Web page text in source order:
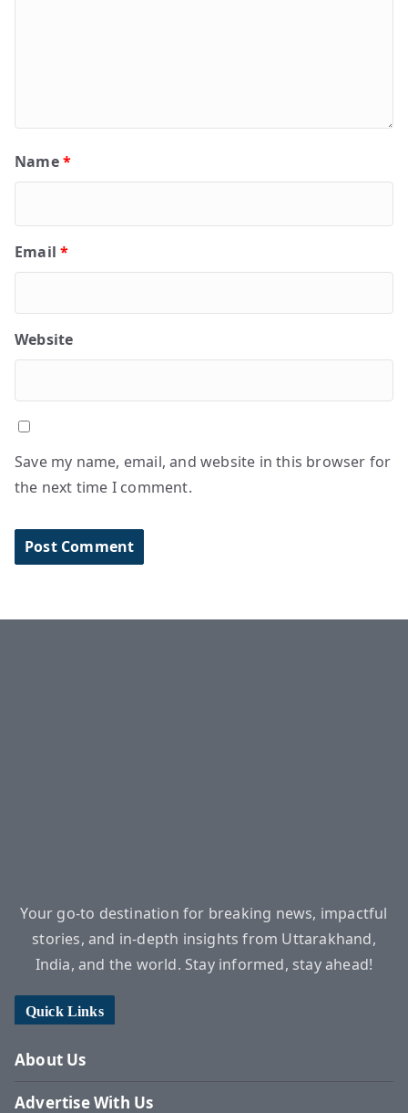
Name*
Email*
Website
Save my name, email, and website in this browser for
the next time I comment.
Your go-to destination for breaking news, impactful
stories, and in-depth insights from Uttarakhand,
India, and the world. Stay informed, stay ahead!
Quick Links
About Us
Advertise With Us